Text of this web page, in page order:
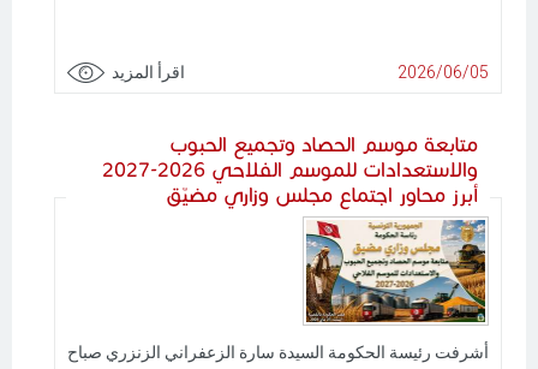
2026/06/05 اقرأ المزيد
متابعة موسم الحصاد وتجميع الحبوب
والاستعدادات للموسم الفلاحي 2026-2027
أبرز محاور اجتماع مجلس وزاري مضيّق
أشرفت رئيسة الحكومة السيدة سارة الزعفراني الزنزري صباح